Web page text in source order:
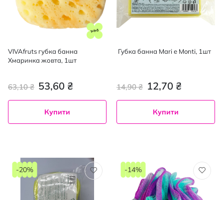
VIVAfruts губка банна
Хмаринка жовта, 1шт
53,60 ₴
63,10 ₴
Купити
Губка банна Mari e Monti, 1шт
12,70 ₴
14,90 ₴
Купити
-20% -14%